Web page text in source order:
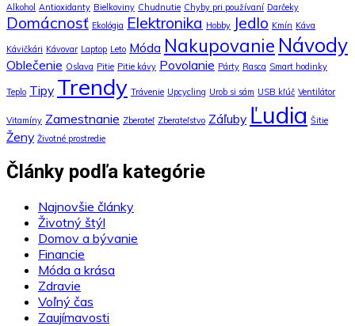
Alkohol Antioxidanty Bielkoviny Chudnutie Chyby pri používaní Darčeky
Domácnosť Ekológia Elektronika Hobby Jedlo Kmín Káva
Kávičkári Kávovar Laptop Leto Móda Nakupovanie Návody
Oblečenie Oslava Pitie Pitie kávy Povolanie Párty Rasca Smart hodinky
Teplo Tipy Trendy Trávenie Upcycling Urob si sám USB kľúč Ventilátor
Vitamíny Zamestnanie Zberateľ Zberateľstvo Záľuby Ľudia Šitie
Ženy Životné prostredie
Články podľa kategórie
Najnovšie články
Životný štýl
Domov a bývanie
Financie
Móda a krása
Zdravie
Voľný čas
Zaujímavosti